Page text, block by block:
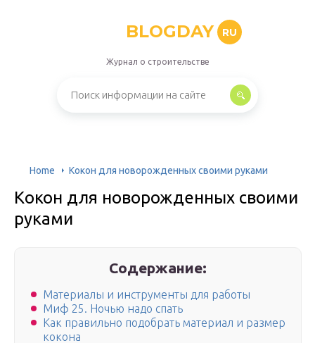
BLOGDAY RU
Журнал о строительстве
Home Кокон для новорожденных своими руками
Кокон для новорожденных своими
руками
Содержание:
Материалы и инструменты для работы
Миф 25. Ночью надо спать
Как правильно подобрать материал и размер
кокона